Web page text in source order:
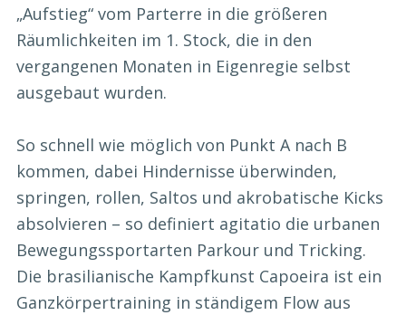
„Aufstieg“ vom Parterre in die größeren
Räumlichkeiten im 1. Stock, die in den
vergangenen Monaten in Eigenregie selbst
ausgebaut wurden.
So schnell wie möglich von Punkt A nach B
kommen, dabei Hindernisse überwinden,
springen, rollen, Saltos und akrobatische Kicks
absolvieren – so definiert agitatio die urbanen
Bewegungssportarten Parkour und Tricking.
Die brasilianische Kampfkunst Capoeira ist ein
Ganzkörpertraining in ständigem Flow aus